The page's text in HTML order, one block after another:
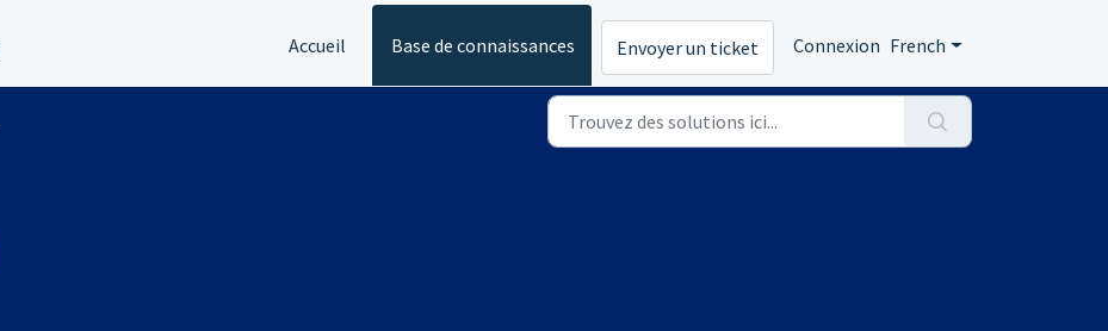
Accueil Base de connaissances Envoyer un ticket Connexion French